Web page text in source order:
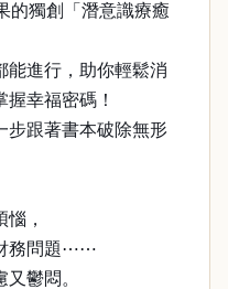
的獨創「潛意識療癒
進行，助你輕鬆消
幸福密碼！
跟著書本破除無形
，
務問題⋯⋯
鬱悶。